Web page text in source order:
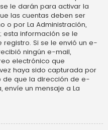
le darán para activar la
las cuentas deben ser
o por La Administración,
información se le
Si se le envió un e-
ningún e-mail,
electrónico que
haya sido capturada por
de que la dirección de e-
un mensaje a La